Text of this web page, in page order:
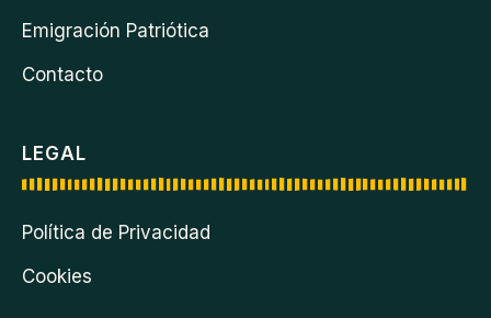
Emigración Patriótica
Contacto
LEGAL
Política de Privacidad
Cookies